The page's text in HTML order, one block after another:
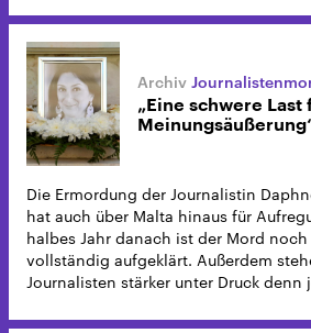
„Eine schwere
Die Ermordung der Journalistin
hat auch über Malta hinaus für
halbes Jahr danach ist der Mord
vollständig aufgeklärt. Außerdem
Journalisten stärker unter Druck denn